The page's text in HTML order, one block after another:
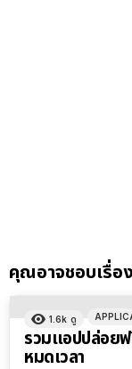
คุณอาจชอบเรื่อ
1.6k ดู
รวมแอปปล่อย
หมดเวลา